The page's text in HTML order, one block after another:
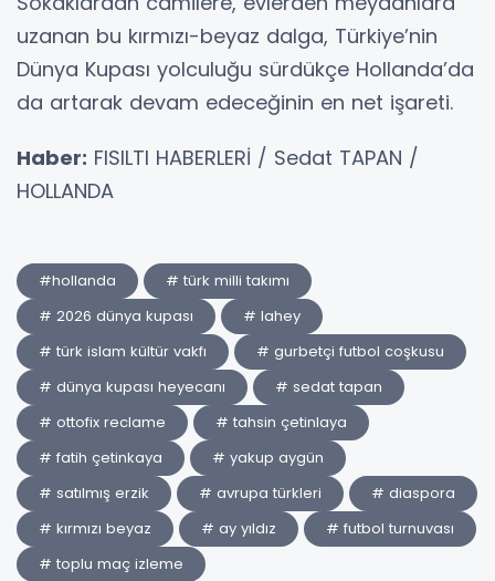
uzanan bu kırmızı-beyaz dalga, Türkiye’nin
Dünya Kupası yolculuğu sürdükçe Hollanda’da
da artarak devam edeceğinin en net işareti.
Haber: FISILTI HABERLERİ / Sedat TAPAN /
HOLLANDA
#hollanda
# türk milli takımı
# 2026 dünya kupası
# lahey
# türk islam kültür vakfı
# gurbetçi futbol coşkusu
# dünya kupası heyecanı
# sedat tapan
# ottofix reclame
# tahsin çetinlaya
# fatih çetinkaya
# yakup aygün
# satılmış erzik
# avrupa türkleri
# diaspora
# kırmızı beyaz
# ay yıldız
# futbol turnuvası
# toplu maç izleme